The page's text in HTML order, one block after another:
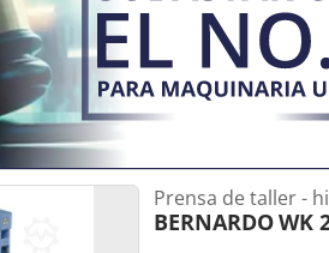
y sencillo. Volumen de
/ 5 / 6 / 7 / 8 / 9 / 10 / 11 / 12 / 13 mm)
16 / 17 / 18 / 19 / 20 mm) - Portapinzas
Prensa de taller -
BERNARDOWK